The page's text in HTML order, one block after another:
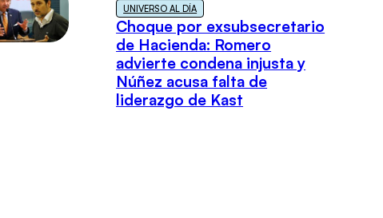
UNIVERSO AL DÍA
Choque por exsubsecretario
de Hacienda: Romero
advierte condena injusta y
Núñez acusa falta de
liderazgo de Kast